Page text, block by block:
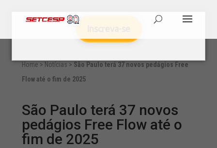
Home > Notícias > São Paulo terá 37 novos pedágios Free
Flow até o fim de 2025
São Paulo terá 37 novos
pedágios Free Flow até o
fim de 2025